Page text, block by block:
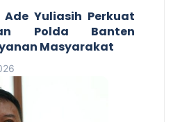
Ade Yuliasih Perkuat
Polda Banten
Masyarakat